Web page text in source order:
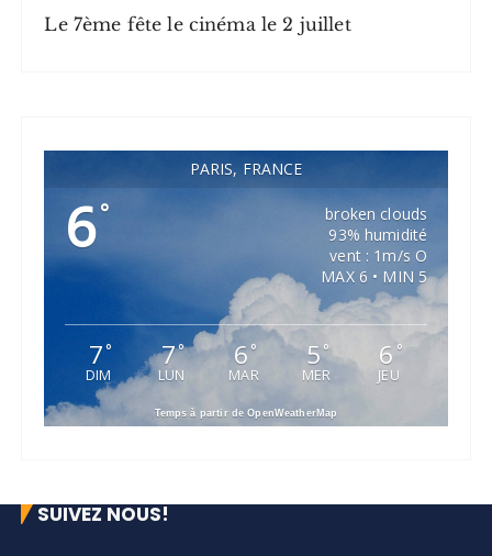
Le 7ème fête le cinéma le 2 juillet
PARIS, FRANCE
6°
broken clouds
93% humidité
vent : 1m/s O
MAX 6 • MIN 5
7°
DIM
7°
LUN
6°
MAR
5°
MER
6 °
JEU
Temps à partir de OpenWeatherMap
SUIVEZ NOUS!